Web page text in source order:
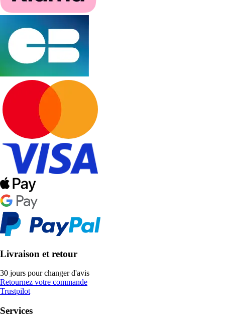
Livraison et retour
30 jours pour changer d'avis
Retournez votre commande
Trustpilot
Services